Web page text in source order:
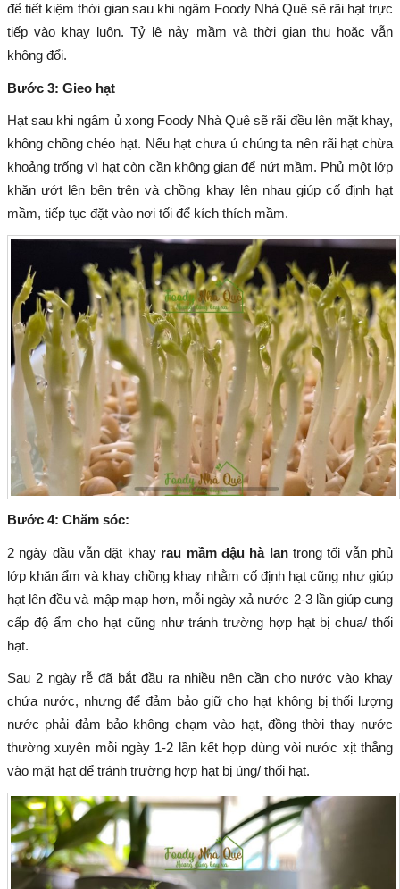
để tiết kiệm thời gian sau khi ngâm Foody Nhà Quê sẽ rãi hạt trực
tiếp vào khay luôn. Tỷ lệ nảy mầm và thời gian thu hoặc vẫn
không đổi.
Bước 3: Gieo hạt
Hạt sau khi ngâm ủ xong Foody Nhà Quê sẽ rãi đều lên mặt khay,
không chồng chéo hạt. Nếu hạt chưa ủ chúng ta nên rãi hạt chừa
khoảng trống vì hạt còn cần không gian để nứt mầm. Phủ một lớp
khăn ướt lên bên trên và chồng khay lên nhau giúp cố định hạt
mầm, tiếp tục đặt vào nơi tối để kích thích mầm.
Bước 4: Chăm sóc:
2 ngày đầu vẫn đặt khay rau mầm đậu hà lantrong tối vẫn phủ
lớp khăn ẩm và khay chồng khay nhằm cố định hạt cũng như giúp
hạt lên đều và mập mạp hơn, mỗi ngày xả nước 2-3 lần giúp cung
cấp độ ẩm cho hạt cũng như tránh trường hợp hạt bị chua/ thối
hạt.
Sau 2 ngày rễ đã bắt đầu ra nhiều nên cần cho nước vào khay
chứa nước, nhưng để đảm bảo giữ cho hạt không bị thối lượng
nước phải đảm bảo không chạm vào hạt, đồng thời thay nước
thường xuyên mỗi ngày 1-2 lần kết hợp dùng vòi nước xịt thẳng
vào mặt hạt để tránh trường hợp hạt bị úng/ thối hạt.